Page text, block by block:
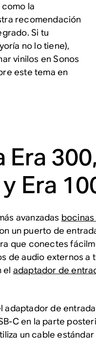
la
recomendación
Si tu
no lo tiene),
vinilos en Sonos
este tema en
Era
Era
avanzadas
un puerto de
que conectes
de audio externos a
el adaptador de
adaptador de
C en la parte
un cable